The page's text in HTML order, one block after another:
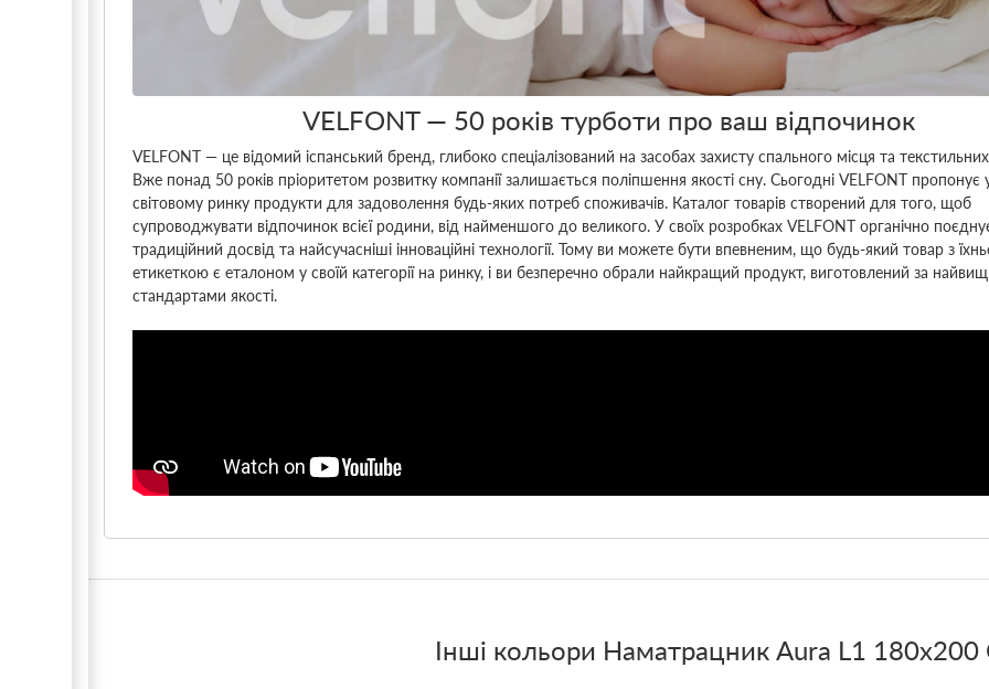
VELFONT ― 50 років турботи про ваш відпочинок
VELFONT ― це відомий іспанський бренд, глибоко спеціалізований на засобах захисту спального місця та
Вже понад 50 років пріоритетом розвитку компанії залишається поліпшення якості сну. Сьогодні VELFONT пропонує
світовому ринку продукти для задоволення будь-яких потреб споживачів. Каталог товарів створений для того, щоб
супроводжувати відпочинок всієї родини, від найменшого до великого. У своїх розробках VELFONT органічно
традиційний досвід та найсучасніші інноваційні технології. Тому ви можете бути впевненим, що будь-який товар з
етикеткою є еталоном у своїй категорії на ринку, і ви безперечно обрали найкращий продукт, виготовлений за
стандартами якості.
Інші кольори Наматрацник Aura L1 180x200